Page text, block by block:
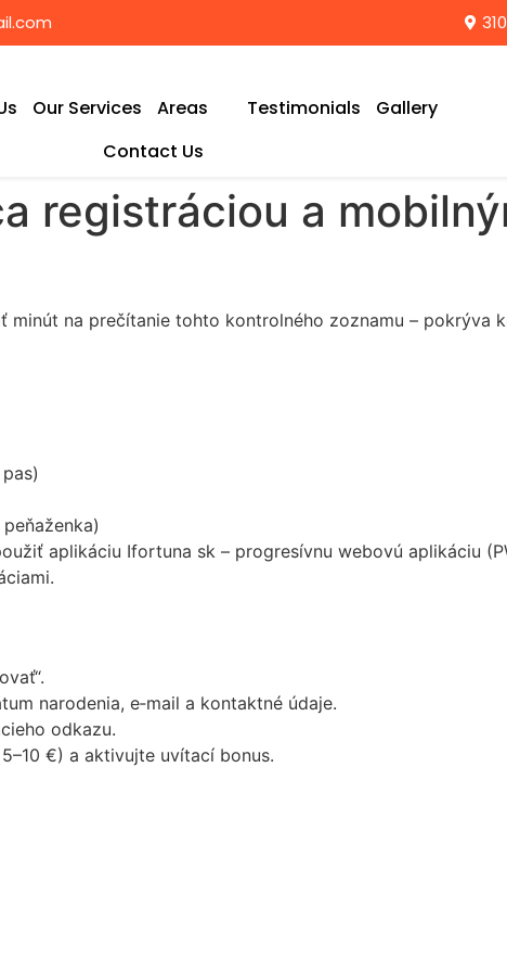
Our Services Areas Testimonials
Gallery
Contact Us
registráciou a
na prečítanie tohto kontrolného zoznamu – pokrýva
aplikáciu Ifortuna sk – progresívnu webovú aplikáciu
narodenia, e‑mail a kontaktné údaje.
odkazu.
€) a aktivujte uvítací bonus.